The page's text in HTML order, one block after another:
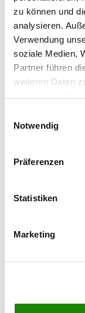
zu können und
analysieren.
Verwendung
soziale Medien,
Partner führen
weiteren Daten
Cookies, wenn
Notwendig
Präferenzen
Statistiken
Marketing
06772
Fürst-
06779
Handy:
Angebot:
Montag